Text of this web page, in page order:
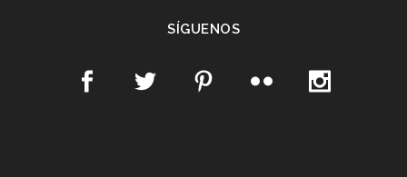
SÍGUENOS